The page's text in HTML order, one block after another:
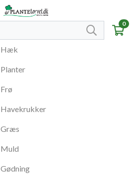
0
Hæk
Planter
Frø
Havekrukker
Græs
Muld
Gødning